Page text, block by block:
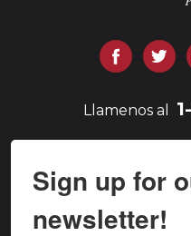
Facebook
Gorjeo
Llamenos al
Sign up for
newsletter!